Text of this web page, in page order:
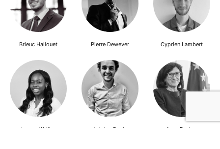
Brieuc Hallouet Pierre Dewever Cyprien Lambert
Jeanne Wallian Antoine Boulo Anne Bucher